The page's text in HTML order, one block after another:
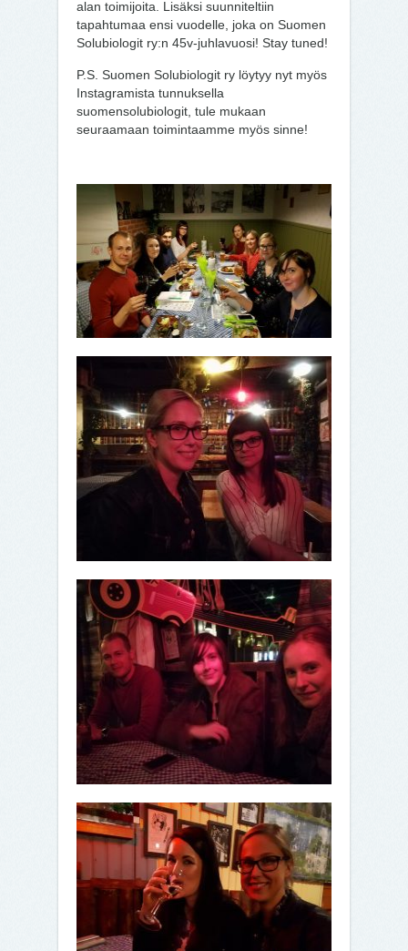
alan toimijoita. Lisäksi suunniteltiin
tapahtumaa ensi vuodelle, joka on Suomen
Solubiologit ry:n 45v-juhlavuosi! Stay tuned!
P.S. Suomen Solubiologit ry löytyy nyt myös
Instagramista tunnuksella
suomensolubiologit, tule mukaan
seuraamaan toimintaamme myös sinne!